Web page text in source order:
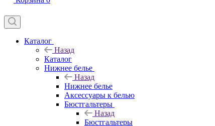
Каталог
Назад
Каталог
Нижнее белье
Назад
Нижнее белье
Аксессуары к белью
Бюстгальтеры
Назад
Бюстгальтеры